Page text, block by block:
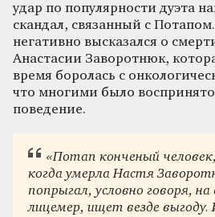
удар по популярности дуэта
скандал, связанный с
негативно высказался о
Анастасии Заворотнюк,
время боролась с
что многими было воспринято
поведение.
«Потап конченый
когда умерла Настя
попрыгал, условно говоря,
лицемер, ищет везде выгоду.